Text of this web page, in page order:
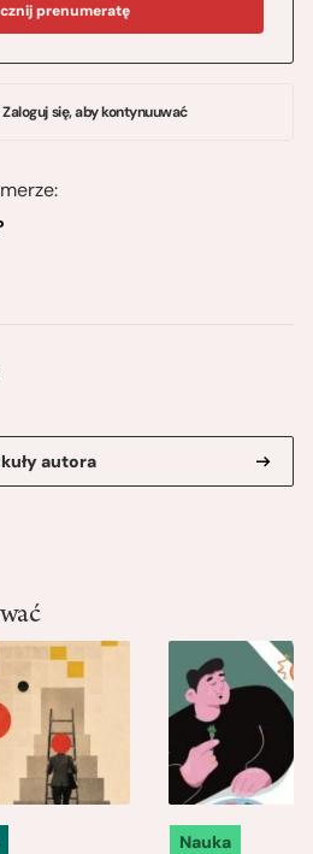
autora
prenumeratę
się, aby kontynuuwać
Nauka